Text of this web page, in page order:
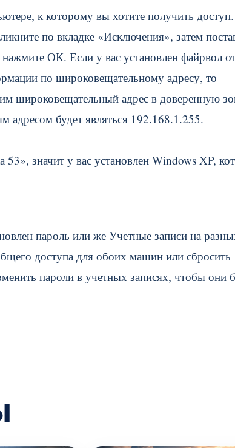
к которому вы хотите получить
по вкладке «Исключения», затем
ОК. Если у вас установлен файрвол
по широковещательному адресу, то
широковещательный адрес в доверенную
будет являться 192.168.1.255.
значит у вас установлен Windows XP,
пароль или же Учетные записи на
доступа для обоих машин или сбросить
пароли в учетных записях, чтобы они